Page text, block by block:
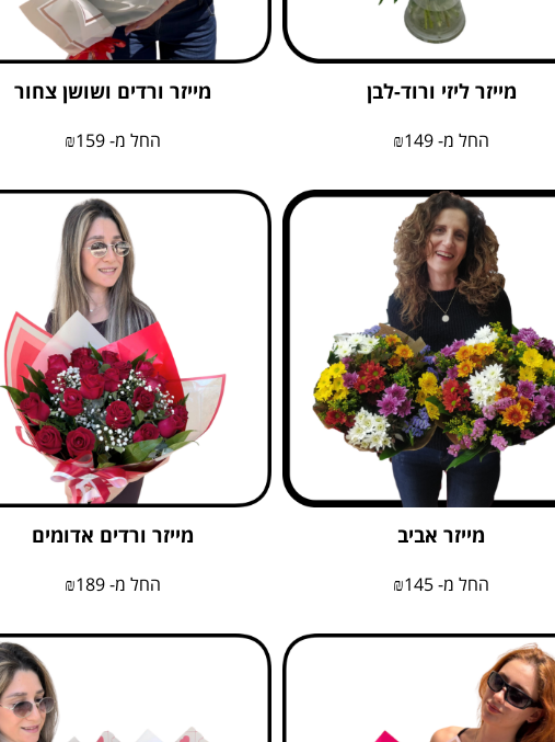
מייזר ליזי ורוד-לבן
החל מ- ₪149
מייזר ורדים ושושן צחור
החל מ- ₪159
מייזר אביב
החל מ- ₪145
מייזר ורדים אדומים
החל מ- ₪189